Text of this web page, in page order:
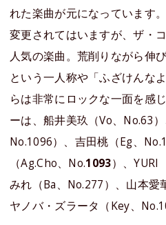
れた楽曲が元になっています
変更されてはいますが、ザ・
人気の楽曲。荒削りながら伸
という一人称や「ふざけんな
らは非常にロックな一面を感
ーは、船井美玖（Vo、No.63）
No.1096）、吉田桃（Eg、
（Ag.Cho、No.1093）、YURI
みれ（Ba、No.277）、山本愛
ヤノバ・ズラータ（Key、